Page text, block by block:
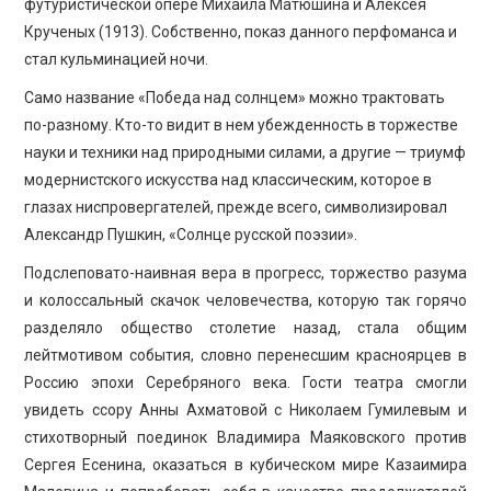
футуристической опере Михаила Матюшина и Алексея
Крученых (1913). Собственно, показ данного перфоманса и
стал кульминацией ночи.
Само название «Победа над солнцем» можно трактовать
по-разному. Кто-то видит в нем убежденность в торжестве
науки и техники над природными силами, а другие — триумф
модернистского искусства над классическим, которое в
глазах ниспровергателей, прежде всего, символизировал
Александр Пушкин, «Солнце русской поэзии».
Подслеповато-наивная вера в прогресс, торжество разума
и колоссальный скачок человечества, которую так горячо
разделяло общество столетие назад, стала общим
лейтмотивом события, словно перенесшим красноярцев в
Россию эпохи Серебряного века. Гости театра смогли
увидеть ссору Анны Ахматовой с Николаем Гумилевым и
стихотворный поединок Владимира Маяковского против
Сергея Есенина, оказаться в кубическом мире Казаимира